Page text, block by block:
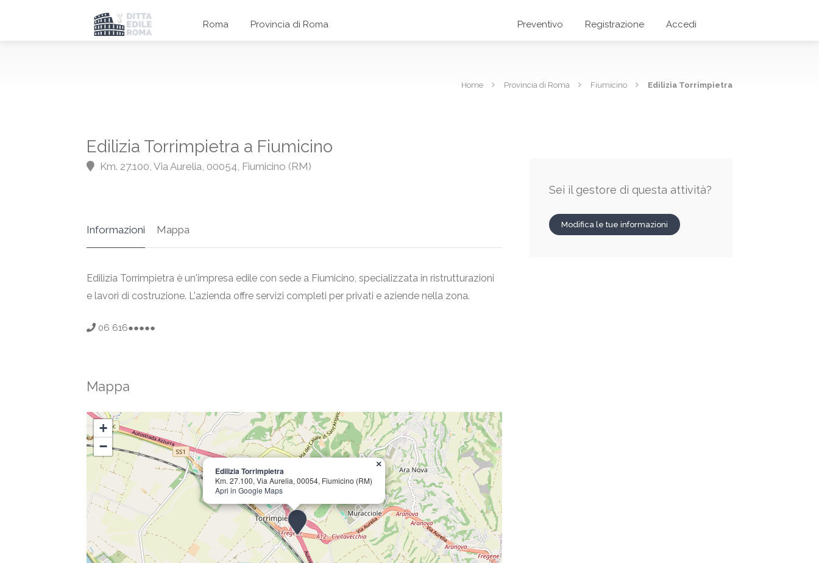
Roma Provincia di Roma Preventivo Registrazione Accedi
Home Provincia di Roma Fiumicino Edilizia Torrimpietra
Edilizia Torrimpietra a Fiumicino
Km. 27.100, Via Aurelia, 00054, Fiumicino (RM)
Informazioni Mappa
Edilizia Torrimpietra è un'impresa edile con sede a Fiumicino, specializzata in ristrutturazioni
e lavori di costruzione. L'azienda offre servizi completi per privati e aziende nella zona.
06 616●●●●●
Mappa
Edilizia Torrimpietra
Km. 27.100, Via Aurelia, 00054, Fiumicino (RM)
Apri in Google Maps
×
+
−
Sei il gestore di questa attività?
Modifica le tue informazioni